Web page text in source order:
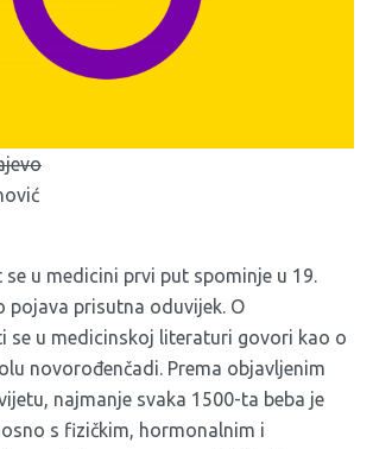
se u medicini prvi put spominje u 19.
pojava prisutna oduvijek. O
se u medicinskoj literaturi govori kao o
novorođenčadi. Prema objavljenim
najmanje svaka 1500-ta beba je
s fizičkim, hormonalnim i